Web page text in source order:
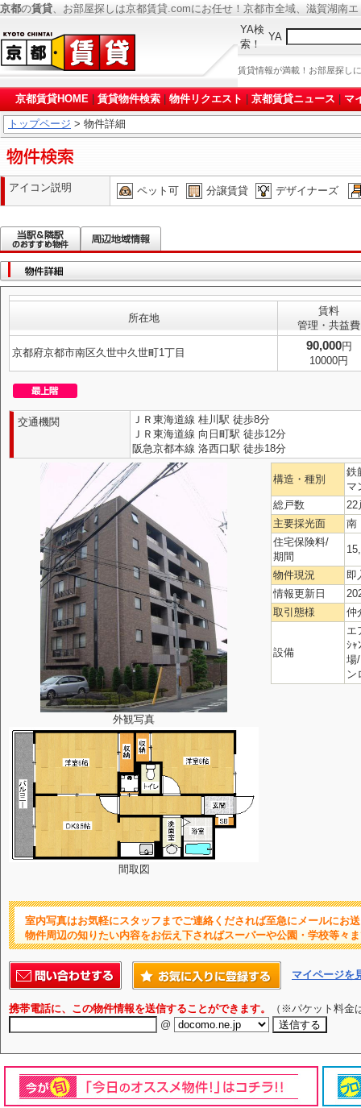
京都の賃貸、お部屋探しは京都賃貸.comにお任せ！京都市全域、滋賀湖南
YA検
索！
YA
賃貸情報が満載！お部屋探し
京都賃貸HOME 賃貸物件検索 物件リクエスト 京都賃貸ニュース マ
トップページ > 物件詳細
アイコン説明 ペット可 分譲賃貸 デザイナーズ
所在地
賃料
管理・共益費
京都府京都市南区久世中久世町1丁目
90,000円
10000円
交通機関
ＪＲ東海道線 桂川駅 徒歩8分
ＪＲ東海道線 向日町駅 徒歩12分
阪急京都本線 洛西口駅 徒歩18分
外観写真
間取図
構造・種別
鉄
マ
総戸数
22
主要採光面
南
住宅保険料/
期間
物件現況
即
情報更新日
取引態様
仲
設備
エ
ｼｬ
場
ン
室内写真はお気軽にスタッフまでご連絡くだされば至急にメールにお
物件周辺の知りたい内容をお伝え下さればスーパーや公園・学校等々
マイページを
携帯電話に、この物件情報を送信することができます。
（※パケット料金
@